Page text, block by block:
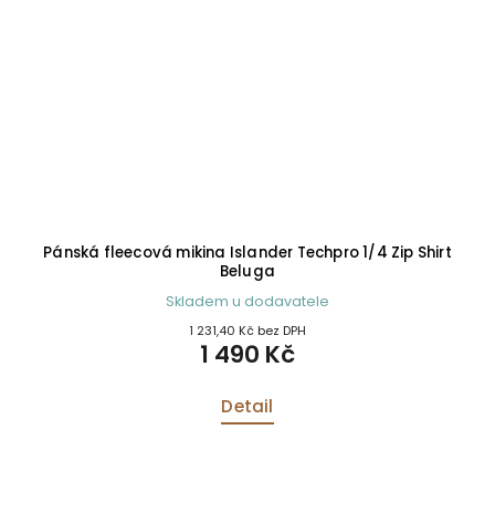
Pánská fleecová mikina Islander Techpro 1/4 Zip Shirt
Beluga
Skladem u dodavatele
1 231,40 Kč bez DPH
1 490 Kč
Detail